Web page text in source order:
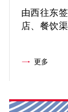
由西往东
店、餐饮
更多